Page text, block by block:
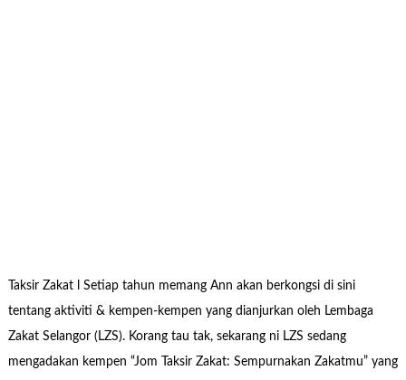
Taksir Zakat l Setiap tahun memang Ann akan berkongsi di sini
tentang aktiviti & kempen-kempen yang dianjurkan oleh Lembaga
Zakat Selangor (LZS). Korang tau tak, sekarang ni LZS sedang
mengadakan kempen “Jom Taksir Zakat: Sempurnakan Zakatmu” yang